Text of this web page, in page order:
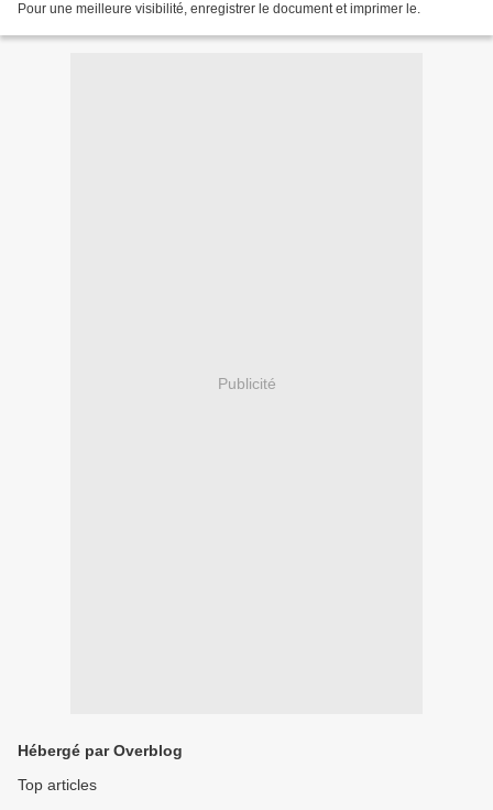
Pour une meilleure visibilité, enregistrer le document et imprimer le.
Publicité
Hébergé par Overblog
Top articles